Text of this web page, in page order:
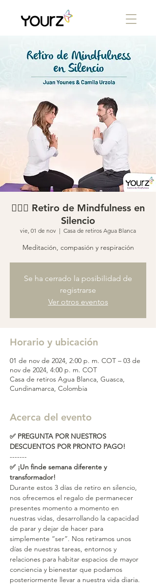
🧘🏽‍♂️ Retiro de Mindfulness en
Silencio
vie, 01 de nov
  |
Casa de retiros Agua Blanca
Meditación, compasión y respiración
Se ha cerrado la posibilidad de
registrarse
Ver otros eventos
Horario y ubicación
01 de nov de 2024, 2:00 p. m. COT – 03 de
nov de 2024, 4:00 p. m. COT
Casa de retiros Agua Blanca, Guasca,
Cundinamarca, Colombia
Acerca del evento
✅ PREGUNTA POR NUESTROS
DESCUENTOS POR PRONTO PAGO!
-------
✅ ¡Un finde semana diferente y
transformador!
Durante estos 3 días de retiro en silencio,
nos ofrecemos el regalo de permanecer
presentes momento a momento en
nuestras vidas, desarrollando la capacidad
de parar y dejar de hacer para
simplemente “ser”. Nos retiramos unos
días de nuestras tareas, entornos y
relaciones para habitar espacios de mayor
conciencia y bienestar que podamos
posteriormente llevar a nuestra vida diaria.